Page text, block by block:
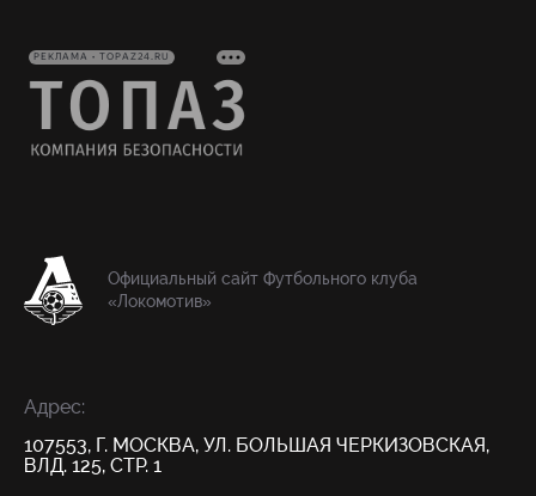
РЕКЛАМА • TOPAZ24.RU
Официальный сайт Футбольного клуба
«Локомотив»
Адрес:
107553, Г. МОСКВА, УЛ. БОЛЬШАЯ ЧЕРКИЗОВСКАЯ,
ВЛД. 125, СТР. 1